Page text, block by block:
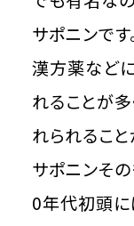
サポニンです
漢方薬など
れることが
れられること
サポニンそ
0年代初頭に